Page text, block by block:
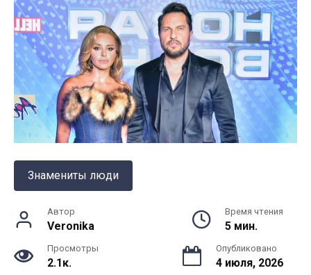
Знамениты люди
Автор
Veronika
Время чтения
5 мин.
Просмотры
2.1к.
Опубликовано
4 июля, 2026